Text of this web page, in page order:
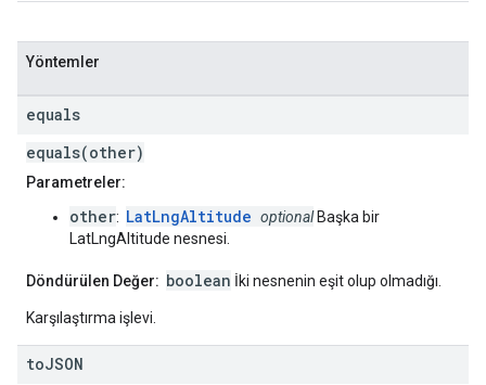
Yöntemler
equals
equals(other)
Parametreler:
other: LatLngAltitude optionalBaşka bir
LatLngAltitude nesnesi.
Döndürülen Değer: boolean İki nesnenin eşit olup olmadığı.
Karşılaştırma işlevi.
toJSON